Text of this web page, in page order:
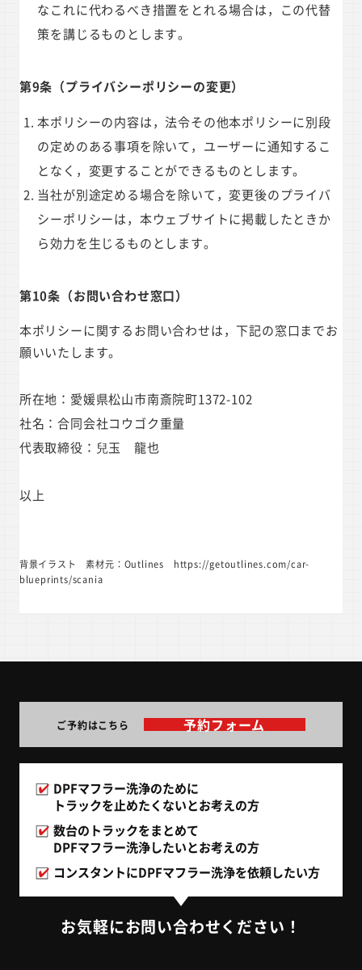
なこれに代わるべき措置をとれる場合は，この代替
策を講じるものとします。
第9条（プライバシーポリシーの変更）
本ポリシーの内容は，法令その他本ポリシーに別段
の定めのある事項を除いて，ユーザーに通知するこ
となく，変更することができるものとします。
当社が別途定める場合を除いて，変更後のプライバ
シーポリシーは，本ウェブサイトに掲載したときか
ら効力を生じるものとします。
第10条（お問い合わせ窓口）
本ポリシーに関するお問い合わせは，下記の窓口までお
願いいたします。
所在地：愛媛県松山市南斎院町1372-102
社名：合同会社コウゴク重量
代表取締役：兒玉 龍也
以上
背景イラスト 素材元：Outlines https://getoutlines.com/car-
blueprints/scania
DPFマフラー洗浄のために
トラックを止めたくないとお考えの方
数台のトラックをまとめて
DPFマフラー洗浄したいとお考えの方
コンスタントにDPFマフラー洗浄を依頼したい方
お気軽にお問い合わせください！
ご予約はこちら 予約フォーム